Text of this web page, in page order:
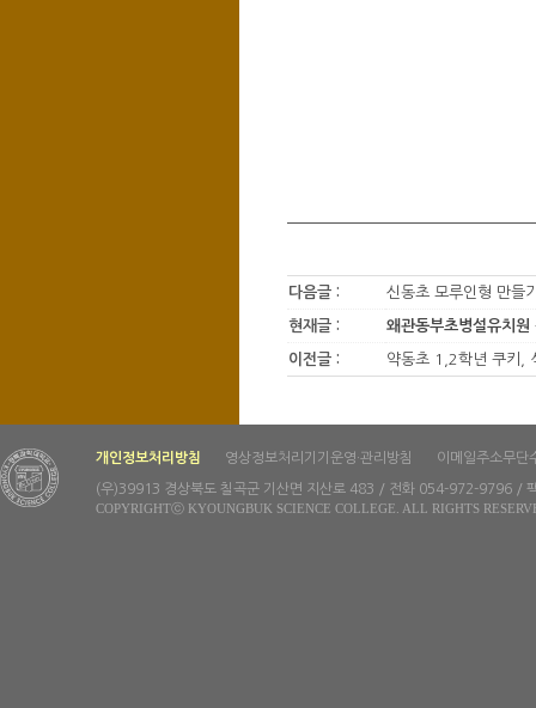
다음글 : 신동초 모루인형 만들
현재글 : 왜관동부초병설유치
이전글 : 약동초 1,2학년 쿠키,
개인정보처리방침 영상정보처리기기운영·관리방침 이메일주소무단
(우)39913 경상북도 칠곡군 기산면 지산로 483 / 전화 054-972-9796 /
COPYRIGHTⓒ KYOUNGBUK SCIENCE COLLEGE. ALL RIGHTS